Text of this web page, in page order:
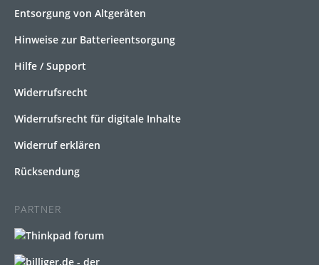
Entsorgung von Altgeräten
Hinweise zur Batterieentsorgung
Hilfe / Support
Widerrufsrecht
Widerrufsrecht für digitale Inhalte
Widerruf erklären
Rücksendung
PARTNER